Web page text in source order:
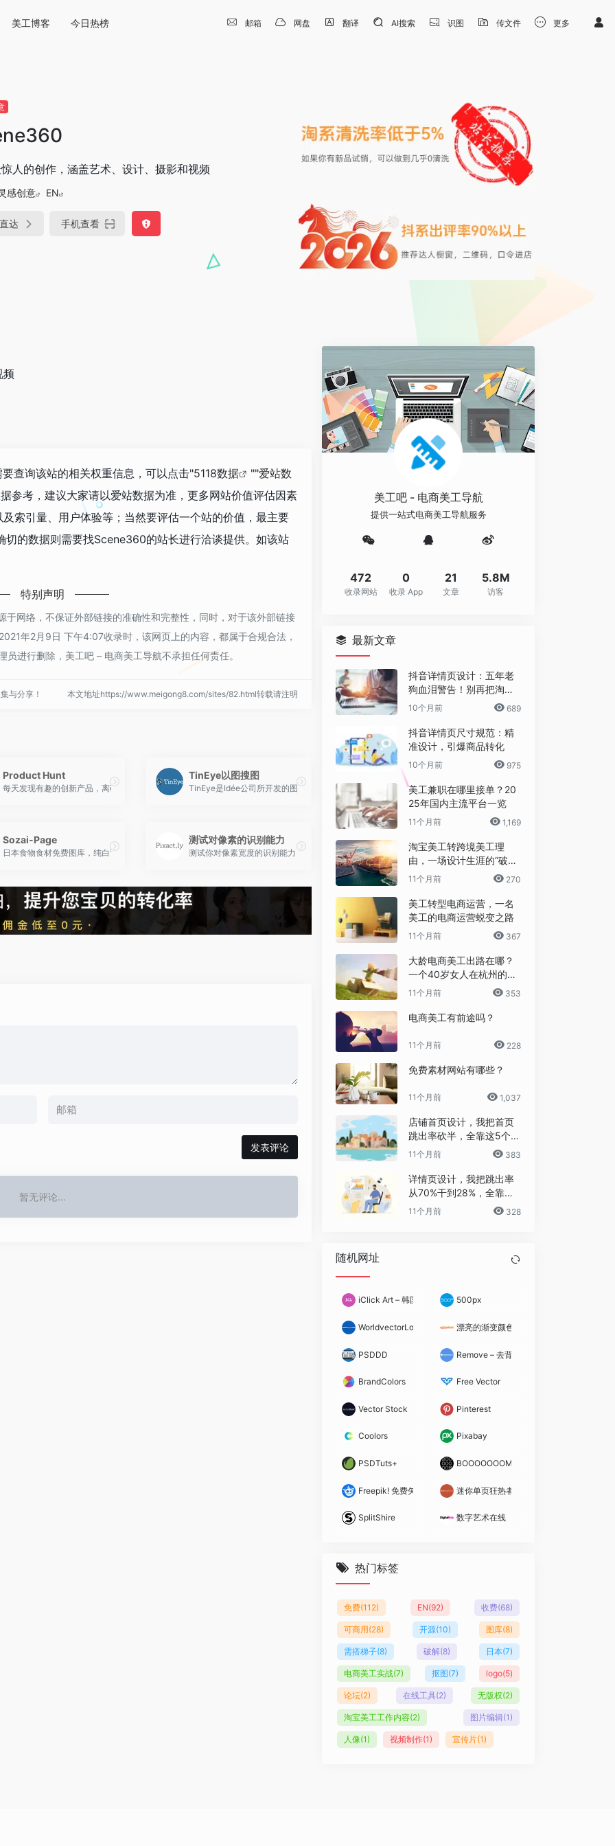
美工博客 今日热榜 邮箱 网盘 翻译 AI搜索 识图 传文件 更多
人的创作，涵盖艺术、设计、摄影和视频
感创意 EN
达 手机查看
频
查询该站的相关权重信息，可以点击"5118数据 ""爱站数
参考，建议大家请以爱站数据为准，更多网站价值评估因素
索引量、用户体验等；当然要评估一个站的价值，最主要
的数据则需要找Scene360的站长进行洽谈提供。如该站
特别声明
网络，不保证外部链接的准确性和完整性，同时，对于该外部链接
年2月9日 下午4:07收录时，该网页上的内容，都属于合规合法，
进行删除，美工吧 – 电商美工导航不承担任何责任。
与分享！ 本文地址https://www.meigong8.com/sites/82.html转载请注明
Product Hunt
每天发现有趣的创新产品，离硅谷最近的眼睛
TinEye以图搜图
TinEye是Idée公司所开发的图像搜索网站。2008年5月6日开站，提供用户依据URL或上传的图像文件，搜索网络
一个非常强大的位图矢量化的在线服务，这是美国斯坦福大学人工智能实验室的一个研究项目，由James Diebel 和Jacob Norda负责开发。
Sozai-Page
日本食物食材免费图库，纯白背景高解析度相片下载，可商业使用。
测试对像素的识别能力
测试你对像素宽度的识别能力，这是一款在线工具，用于测试您对像素的了解程度。 绘制一个与给定尺寸相匹配的
发表评论
暂无评论...
美工吧 - 电商美工导航
提供一站式电商美工导航服务
472
收录网站
0
收录 App
21
文章
5.8M
访客
最新文章
抖音详情页设计：五年老
狗血泪警告！别再把淘宝
详情页直接搬过来了！
10个月前 689
抖音详情页尺寸规范：精
准设计，引爆商品转化
10个月前 975
美工兼职在哪里接单？20
25年国内主流平台一览
11个月前 1,169
淘宝美工转跨境美工理
由，一场设计生涯的“破圈”
之旅
11个月前 270
美工转型电商运营，一名
美工的电商运营蜕变之路
11个月前 367
大龄电商美工出路在哪？
一个40岁女人在杭州的破
局日记
11个月前 353
电商美工有前途吗？
11个月前 228
免费素材网站有哪些？
11个月前 1,037
店铺首页设计，我把首页
跳出率砍半，全靠这5个流
量炼金术
11个月前 383
详情页设计，我把跳出率
从70%干到28%，全靠这6
个反人性套路
11个月前 328
随机网址
iClick Art – 韩国矢量素材站500px
WorldvectorLogo 漂亮的渐变颜色
PSDDD Remove – 去背景神器
BrandColors Free Vector
Vector Stock Pinterest
Coolors Pixabay
PSDTuts+ BOOOOOOOM
Freepik! 免费矢量素材库 迷你单页狂热者
SplitShire 数字艺术在线
热门标签
免费(112) EN(92) 收费(68)
可商用(28) 开源(10) 图库(8)
需搭梯子(8) 破解(8) 日本(7)
电商美工实战(7) 抠图(7) logo(5)
论坛(2) 在线工具(2) 无版权(2)
淘宝美工工作内容(2) 图片编辑(1)
人像(1) 视频制作(1) 宣传片(1)